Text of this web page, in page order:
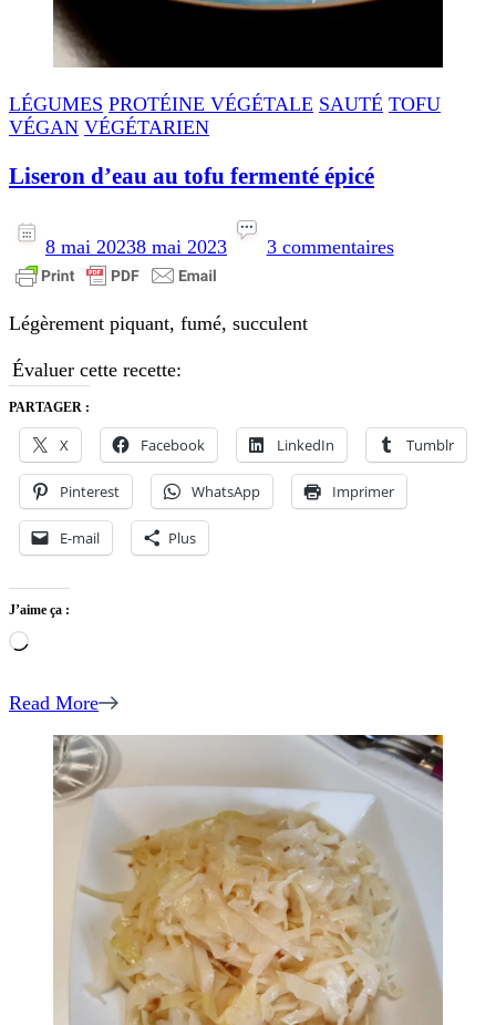
LÉGUMES PROTÉINE VÉGÉTALE SAUTÉ TOFU
VÉGAN VÉGÉTARIEN
Liseron d’eau au tofu fermenté épicé
8 mai 20238 mai 2023 3 commentairesLiseron
Légèrement piquant, fumé, succulent
Évaluer cette recette:
PARTAGER :
X Facebook LinkedIn Tumblr
Pinterest WhatsApp Imprimer
E-mail Plus
J’aime ça :
Chargement…
Read More